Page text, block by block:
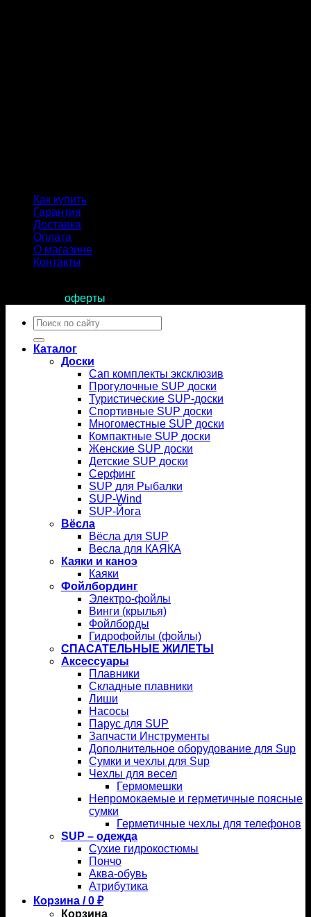
Как купить
Гарантия
Доставка
Оплата
О магазине
Контакты
оферты
Искать:
Каталог
Доски
Сап комплекты эксклюзив
Прогулочные SUP доски
Туристические SUP-доски
Спортивные SUP доски
Многоместные SUP доски
Компактные SUP доски
Женские SUP доски
Детские SUP доски
Серфинг
SUP для Рыбалки
SUP-Wind
SUP-Йога
Вёсла
Вёсла для SUP
Весла для КАЯКА
Каяки и каноэ
Каяки
Фойлбординг
Электро-фойлы
Винги (крылья)
Фойлборды
Гидрофойлы (фойлы)
СПАСАТЕЛЬНЫЕ ЖИЛЕТЫ
Аксессуары
Плавники
Складные плавники
Лиши
Насосы
Парус для SUP
Запчасти Инструменты
Дополнительное оборудование для Sup
Сумки и чехлы для Sup
Чехлы для весел
Гермомешки
Непромокаемые и герметичные поясные
сумки
Герметичные чехлы для телефонов
SUP – одежда
Сухие гидрокостюмы
Пончо
Аква-обувь
Атрибутика
Корзина /0 ₽
Корзина